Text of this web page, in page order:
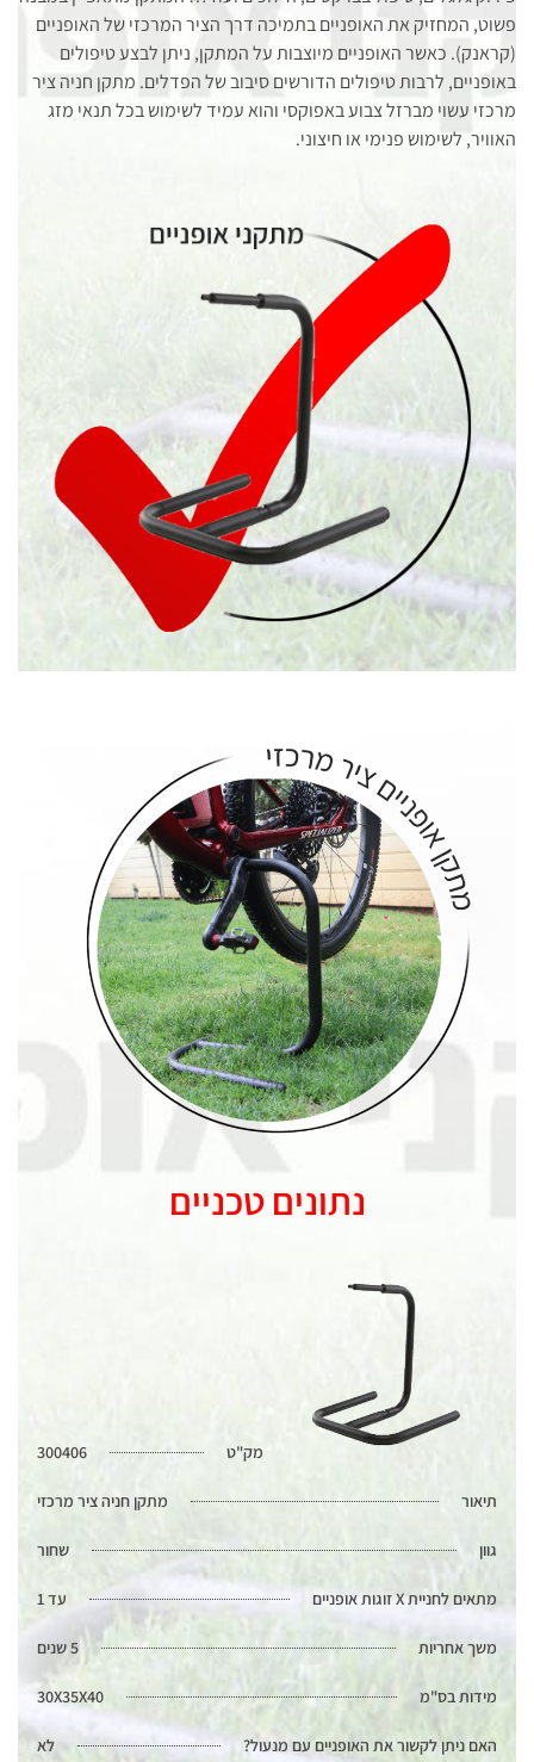
פשוט, המחזיק את האופניים בתמיכה דרך הציר המרכזי של האופניים
(קראנק). כאשר האופניים מיוצבות על המתקן, ניתן לבצע טיפולים
באופניים, לרבות טיפולים הדורשים סיבוב של הפדלים. מתקן חניה ציר
מרכזי עשוי מברזל צבוע באפוקסי והוא עמיד לשימוש בכל תנאי מזג
האוויר, לשימוש פנימי או חיצוני.
נתונים טכניים
מק"ט 300406
תיאור מתקן חניה ציר מרכזי
גוון שחור
מתאים לחניית X זוגות אופניים עד 1
משך אחריות 5 שנים
מידות בס"מ 30X35X40
האם ניתן לקשור את האופניים עם מנעול? לא